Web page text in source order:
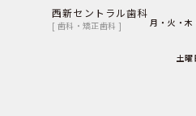
西新セントラル歯科
[ 歯科・矯正歯科 ] 月・火・
土